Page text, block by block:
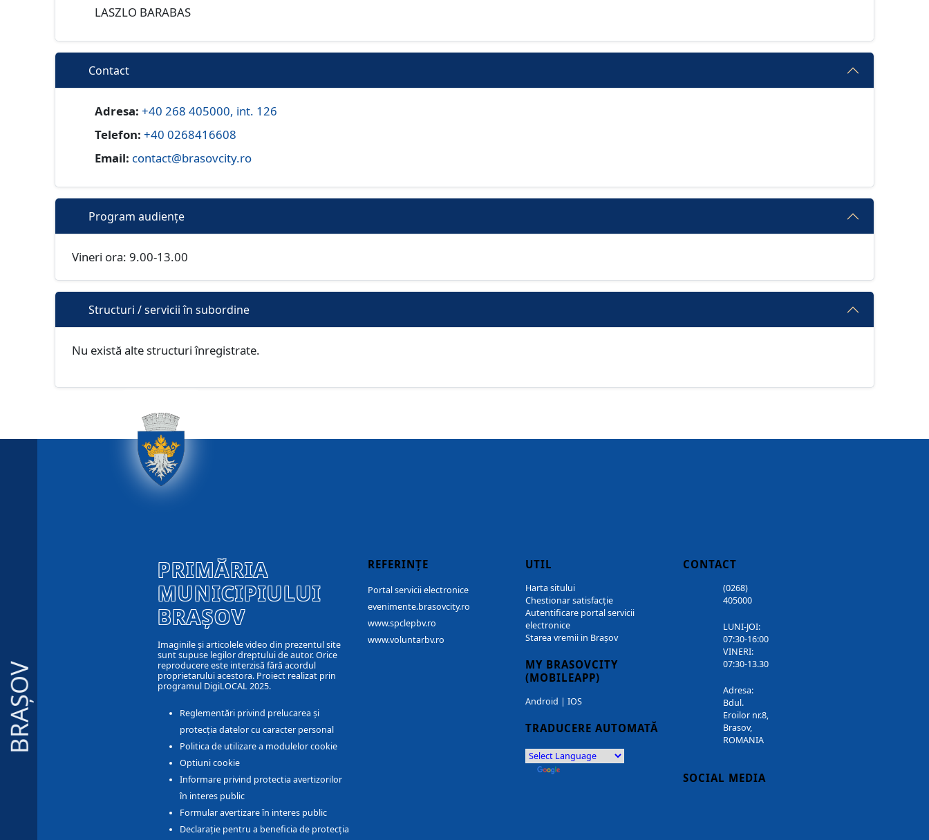
LASZLO BARABAS
Contact
Adresa: +40 268 405000, int. 126
Telefon: +40 0268416608
Email: contact@brasovcity.ro
Program audiențe
Vineri ora: 9.00-13.00
Structuri / servicii în subordine
Nu există alte structuri înregistrate.
BRAȘOV
PRIMĂRIA
MUNICIPIULUI
BRAȘOV
Imaginile și articolele video din prezentul site
sunt supuse legilor dreptului de autor. Orice
reproducere este interzisă fără acordul
proprietarului acestora. Proiect realizat prin
programul DigiLOCAL 2025.
Reglementări privind prelucarea și
protecția datelor cu caracter personal
Politica de utilizare a modulelor cookie
Optiuni cookie
Informare privind protectia avertizorilor
în interes public
Formular avertizare în interes public
Declarație pentru a beneficia de protecția
REFERINȚE
Portal servicii electronice
evenimente.brasovcity.ro
www.spclepbv.ro
www.voluntarbv.ro
UTIL
Harta sitului
Chestionar satisfacție
Autentificare portal servicii
electronice
Starea vremii in Brașov
MY BRASOVCITY
(MOBILEAPP)
Android | IOS
TRADUCERE AUTOMATĂ
CONTACT
(0268)
405000
LUNI-JOI:
07:30-16:00
VINERI:
07:30-13.30
Adresa:
Bdul.
Eroilor nr.8,
Brasov,
ROMANIA
SOCIAL MEDIA